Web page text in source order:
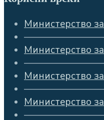
Министерство
Министерство
Министерство
Министерство